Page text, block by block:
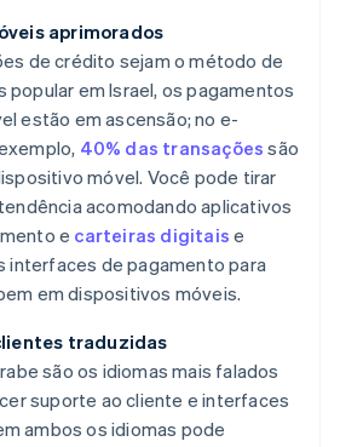
aprimorados
de crédito sejam o método de
popular em Israel, os pagamentos
estão em ascensão; no e-
40% das transações são
móvel. Você pode tirar
acomodando aplicativos
e carteiras digitais e
interfaces de pagamento para
em dispositivos móveis.
traduzidas
são os idiomas mais falados
suporte ao cliente e interfaces
ambos os idiomas pode